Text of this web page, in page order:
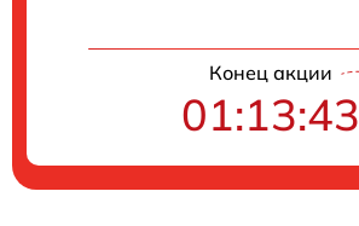
Конец акции
01:13:42